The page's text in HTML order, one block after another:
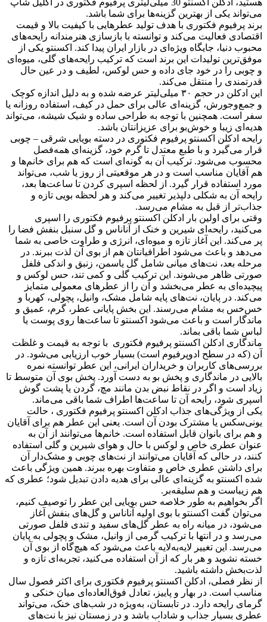
هستید، ادکلن اکسنتو 30 میلی‌لیتری پرفیوم فکتوری در اکلیل شاپ
می‌تواند یکی از بهترین گزینه‌ها برای شما باشد.
برند پرفیوم فکتوری با هدف تولید عطرهایی با کیفیت بالا و قیمت
اقتصادی فعالیت می‌کند و توانسته با بازسازی هنرمندانه رایحه‌های
محبوب دنیا، جایگاه ویژه‌ای در بازار ایران پیدا کند. اکسنتو یکی از
موفق‌ترین تولیدات این برند است که ترکیب رایحه‌های گلی، میوه‌ای
و چوبی را در خود جای داده و حس لوکس، لطیف و در عین حال
قدرتمندی را منتقل می‌کند.
این ادکلن در حجم ۳۰ میلی‌لیتر عرضه شده و به دلیل اندازه کوچک
و جمع‌وجورش، گزینه‌ای عالی برای حمل در کیف، استفاده روزانه یا
سفر است. همچنین با توجه به طراحی ساده و شیک شیشه، می‌تواند
هدیه‌ای زیبا و خوش‌بو برای عزیزانتان باشد.
رایحه ادکلن اکسنتو پرفیوم فکتوری در دسته بویایی شرقی – چوبی
قرار می‌گیرد و با طبع معتدل تا گرم خود، گزینه‌ای همه‌فصل
محسوب می‌شود. ترکیب آن به گونه‌ای است که هم برای خانم‌ها و
هم آقایان مناسب است و در هر موقعیتی از روز یا شب، می‌تواند
مورد استفاده قرار گیرد. از لحظه اسپری کردن تا ساعت‌ها بعد،
رایحه آن به شکلی دلپذیر تغییر می‌کند و هر لحظه بویی تازه و
جذاب‌تر از قبل به مشام می‌رسد.
وقتی برای اولین بار ادکلن اکسنتو پرفیوم فکتوری را اسپری
می‌کنید، رایحه‌ای شیرین و خنک از آناناس و گل سنبل بنفش فضا را
پر می‌کند. این آغاز تازه و میوه‌ای، انرژی و طراوت خاصی به شما
می‌دهد و باعث می‌شود اطرافیانتان هم از بوی آن لذت ببرند. در
مرحله بعد، نت‌های میانی شامل گل یاسمن، زنبق و اندکی فلفل
صورتی ظاهر می‌شوند. این ترکیب گلی و کمی تند، حس لوکس و
پیچیده‌ای به عطر می‌بخشد و آن را از عطرهای معمولی متمایز
می‌کند. در پایان، نت‌های پایه شامل مشک، وانیل، پچولی، کهربا و
خس‌خس به مشام می‌رسند. این بخش پایانی عطر، گرم، عمیق و
ماندگار است و باعث می‌شود اکسنتو تا ساعت‌ها روی پوست یا
لباس شما باقی بماند.
ماندگاری ادکلن اکسنتو پرفیوم فکتوری با توجه به قیمت و غلظت
آن (که در سطح ادوپرفیوم است) بسیار خوب ارزیابی می‌شود. در
بررسی‌های کاربران و خریداران ایرانی، این عطر توانسته نمره
بالایی در ماندگاری و پخش بو به دست آورد. پخش بوی آن متوسط تا
زیاد است و اگر در نقاط نبض بدن مانند مچ، گردن یا پشت گوش
اسپری شود، رایحه آن تا ساعت‌ها اطراف شما باقی می‌ماند.
یکی از ویژگی‌های جذاب ادکلن اکسنتو پرفیوم فکتوری ، حالت
یونی‌سکس یا مشترک بودن آن است. یعنی این عطر هم برای آقایان
و هم برای بانوان قابل استفاده است. خانم‌ها می‌توانند از آن به
عنوان عطری خاص و لوکس با حال و هوای شیرین و گلی استفاده
کنند، در حالی که آقایان می‌توانند از نت‌های چوبی و مشک‌دار آن
برای داشتن عطری خاص و متفاوت بهره ببرند. همین ویژگی باعث
شده اکسنتو به گزینه‌ای عالی برای هدیه دادن تبدیل شود؛ عطری که
هم زیباست و هم سلیقه‌بر.
اگر بخواهیم به طور خلاصه حس بویایی این عطر را توصیف کنیم،
می‌توان گفت اکسنتو با بوی اولیه آناناس و گل‌های بنفش آغاز
می‌شود، در میانه راه به عطر گل‌های سفید و تندی فلفل صورتی
می‌رسد و در انتها با ترکیب گرمی از وانیل، مشک و پچولی به پایان
می‌رسد. این تغییر لایه‌به‌لایه باعث می‌شود که هیچ‌گاه از بوی آن
خسته نشوید و هر بار که از آن استفاده می‌کنید، تجربه‌ای تازه و
لذت‌بخش داشته باشید.
از نظر فصلی، ادکلن اکسنتو پرفیوم فکتوری برای اکثر فصول سال
مناسب است. در بهار و پاییز، تعادل فوق‌العاده‌ای میان خنکی و
گرمای رایحه دارد. در تابستان، به‌ویژه در شب‌های خنک، می‌تواند
عطری بسیار جذاب و شاداب باشد و در زمستان نیز با نت‌های